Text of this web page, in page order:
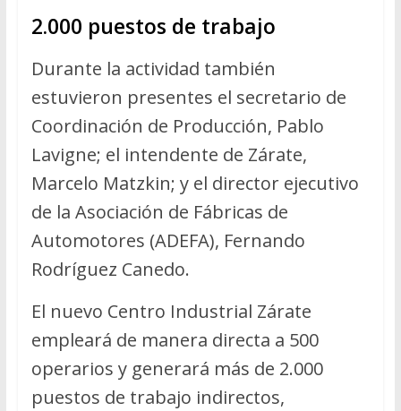
2.000 puestos de trabajo
Durante la actividad también
estuvieron presentes el secretario de
Coordinación de Producción, Pablo
Lavigne; el intendente de Zárate,
Marcelo Matzkin; y el director ejecutivo
de la Asociación de Fábricas de
Automotores (ADEFA), Fernando
Rodríguez Canedo.
El nuevo Centro Industrial Zárate
empleará de manera directa a 500
operarios y generará más de 2.000
puestos de trabajo indirectos,